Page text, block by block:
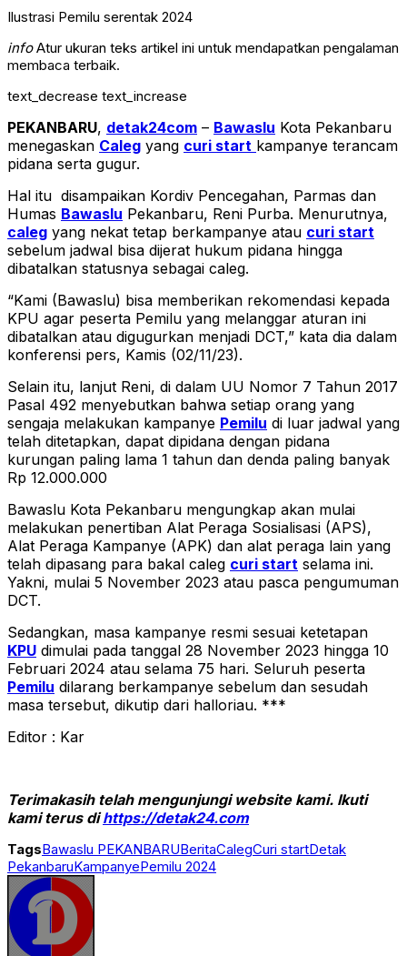
Ilustrasi Pemilu serentak 2024
infoAtur ukuran teks artikel ini untuk mendapatkan pengalaman
membaca terbaik.
text_decrease text_increase
PEKANBARU, detak24com – Bawaslu Kota Pekanbaru
menegaskan Caleg yang curi start kampanye terancam
pidana serta gugur.
Hal itu disampaikan Kordiv Pencegahan, Parmas dan
Humas Bawaslu Pekanbaru, Reni Purba. Menurutnya,
caleg yang nekat tetap berkampanye atau curi start
sebelum jadwal bisa dijerat hukum pidana hingga
dibatalkan statusnya sebagai caleg.
“Kami (Bawaslu) bisa memberikan rekomendasi kepada
KPU agar peserta Pemilu yang melanggar aturan ini
dibatalkan atau digugurkan menjadi DCT,” kata dia dalam
konferensi pers, Kamis (02/11/23).
Selain itu, lanjut Reni, di dalam UU Nomor 7 Tahun 2017
Pasal 492 menyebutkan bahwa setiap orang yang
sengaja melakukan kampanye Pemilu di luar jadwal yang
telah ditetapkan, dapat dipidana dengan pidana
kurungan paling lama 1 tahun dan denda paling banyak
Rp 12.000.000
Bawaslu Kota Pekanbaru mengungkap akan mulai
melakukan penertiban Alat Peraga Sosialisasi (APS),
Alat Peraga Kampanye (APK) dan alat peraga lain yang
telah dipasang para bakal caleg curi start selama ini.
Yakni, mulai 5 November 2023 atau pasca pengumuman
DCT.
Sedangkan, masa kampanye resmi sesuai ketetapan
KPU dimulai pada tanggal 28 November 2023 hingga 10
Februari 2024 atau selama 75 hari. Seluruh peserta
Pemilu dilarang berkampanye sebelum dan sesudah
masa tersebut, dikutip dari halloriau. ***
Editor : Kar
Terimakasih telah mengunjungi website kami. Ikuti
kami terus dihttps://detak24.com
TagsBawaslu PEKANBARUBeritaCalegCuri startDetak
PekanbaruKampanyePemilu 2024